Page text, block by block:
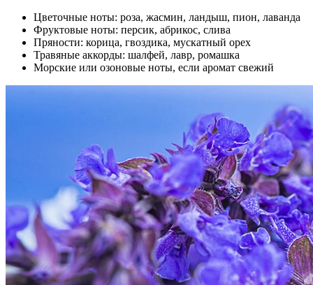
Цветочные ноты: роза, жасмин, ландыш, пион, лаванда
Фруктовые ноты: персик, абрикос, слива
Пряности: корица, гвоздика, мускатный орех
Травяные аккорды: шалфей, лавр, ромашка
Морские или озоновые ноты, если аромат свежий